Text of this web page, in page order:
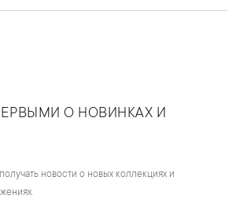
О НОВИНКАХ И
новости о новых коллекциях и